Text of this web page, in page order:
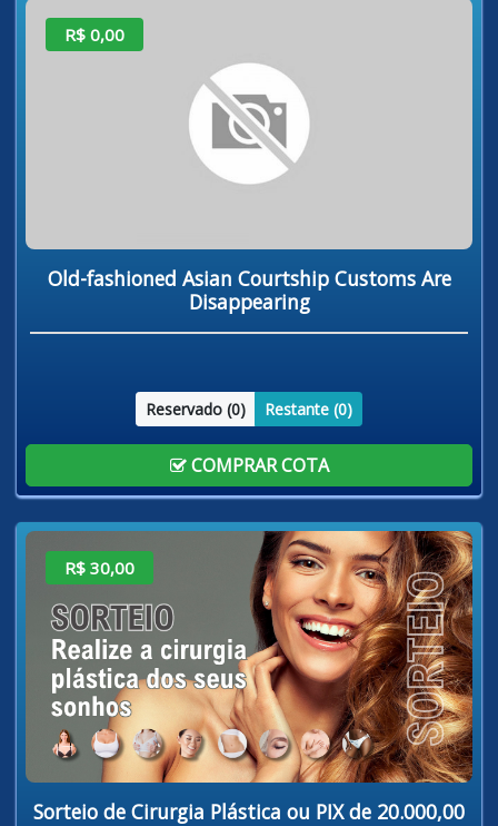
R$ 0,00
Old-fashioned Asian Courtship Customs Are
Disappearing
Reservado (0) Restante (0)
COMPRAR COTA
R$ 30,00
Sorteio de Cirurgia Plástica ou PIX de 20.000,00